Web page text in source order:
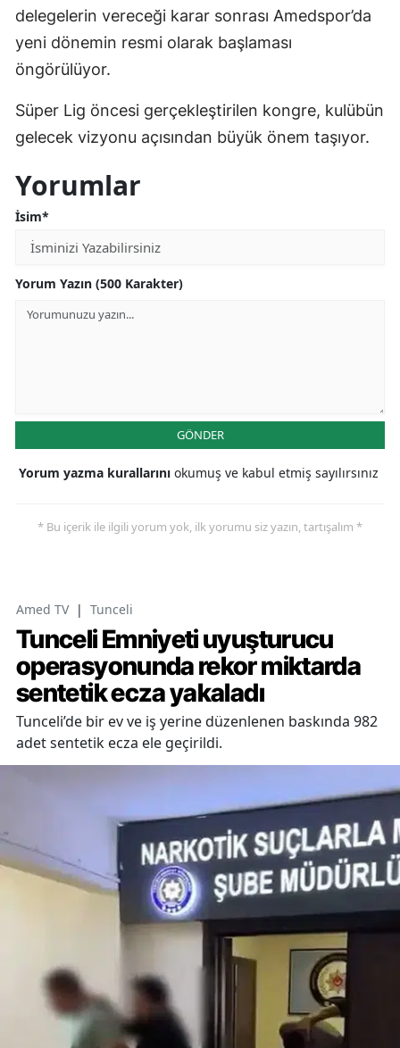
delegelerin vereceği karar sonrası Amedspor’da
yeni dönemin resmi olarak başlaması
öngörülüyor.
Süper Lig öncesi gerçekleştirilen kongre, kulübün
gelecek vizyonu açısından büyük önem taşıyor.
Yorumlar
İsim*
Yorum Yazın (500 Karakter)
GÖNDER
Yorum yazma kurallarını okumuş ve kabul etmiş sayılırsınız
* Bu içerik ile ilgili yorum yok, ilk yorumu siz yazın, tartışalım *
Amed TV | Tunceli
Tunceli Emniyeti uyuşturucu
operasyonunda rekor miktarda
sentetik ecza yakaladı
Tunceli’de bir ev ve iş yerine düzenlenen baskında 982
adet sentetik ecza ele geçirildi.